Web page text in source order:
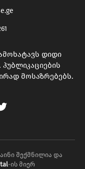
დიდი
მოსაზრებებს.
შექმნილია და
-ის მიერ